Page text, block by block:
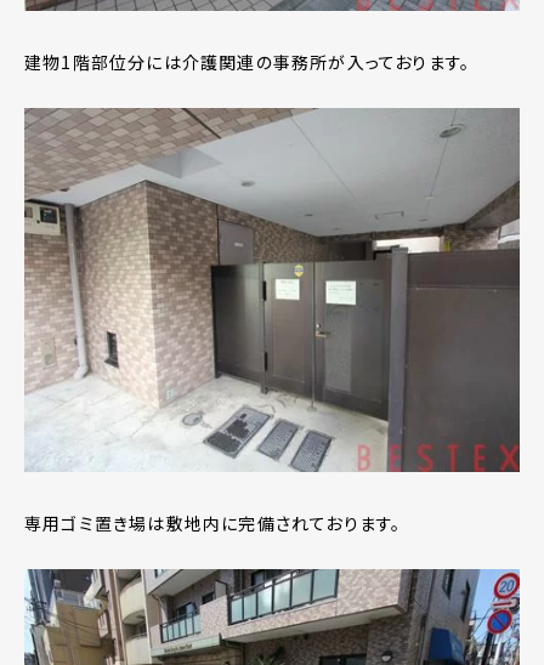
建物1階部位分には介護関連の事務所が入っております。
専用ゴミ置き場は敷地内に完備されております。